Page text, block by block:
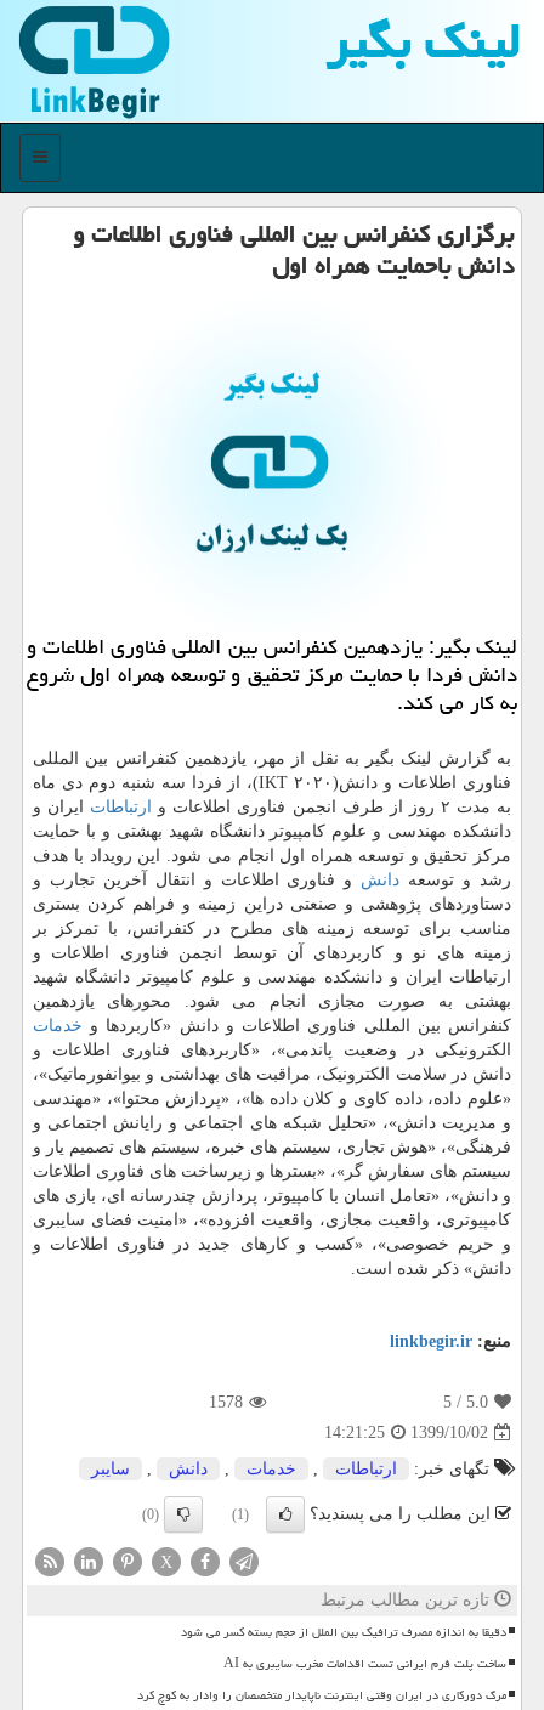
لینك بگیر
منو
برگزاری كنفرانس بین المللی فناوری اطلاعات و
دانش باحمایت همراه اول
لینک بگیر: یازدهمین کنفرانس بین المللی فناوری اطلاعات و
دانش فردا با حمایت مرکز تحقیق و توسعه همراه اول شروع
به کار می کند.
به گزارش لینک بگیر به نقل از مهر، یازدهمین کنفرانس بین المللی
فناوری اطلاعات و دانش(IKT ۲۰۲۰)، از فردا سه شنبه دوم دی ماه
به مدت ۲ روز از طرف انجمن فناوری اطلاعات و
ارتباطات ایران و
دانشکده مهندسی و علوم کامپیوتر دانشگاه شهید بهشتی و با حمایت
مرکز تحقیق و توسعه همراه اول انجام می شود. این رویداد با هدف
رشد و توسعه دانش و فناوری اطلاعات و انتقال آخرین تجارب و
دستاوردهای پژوهشی و صنعتی دراین زمینه و فراهم کردن بستری
مناسب برای توسعه زمینه های مطرح در کنفرانس، با تمرکز بر
زمینه های نو و کاربردهای آن توسط انجمن فناوری اطلاعات و
ارتباطات ایران و دانشکده مهندسی و علوم کامپیوتر دانشگاه شهید
بهشتی به صورت مجازی انجام می شود. محورهای یازدهمین
کنفرانس بین المللی فناوری اطلاعات و دانش «کاربردها و خدمات
الکترونیکی در وضعیت پاندمی»، «کاربردهای فناوری اطلاعات و
دانش در سلامت الکترونیک، مراقبت های بهداشتی و بیوانفورماتیک»،
«علوم داده، داده کاوی و کلان داده ها»، «پردازش محتوا»، «مهندسی
و مدیریت دانش»، «تحلیل شبکه های اجتماعی و رایانش اجتماعی و
فرهنگی»، «هوش تجاری، سیستم های خبره، سیستم های تصمیم یار و
سیستم های سفارش گر»، «بسترها و زیرساخت های فناوری اطلاعات
و دانش»، «تعامل انسان با کامپیوتر، پردازش چندرسانه ای، بازی های
کامپیوتری، واقعیت مجازی، واقعیت افزوده»، «امنیت فضای سایبری
و حریم خصوصی»، «کسب و کارهای جدید در فناوری اطلاعات و
دانش» ذکر شده است.
منبع: linkbegir.ir
5.0
/ 5
1578
1399/10/02
14:21:25
تگهای خبر:
ارتباطات , خدمات , دانش , سایبر
این مطلب را می پسندید؟ (1)
(0)
X
تازه ترین مطالب مرتبط
دقیقا به اندازه مصرف ترافیک بین الملل از حجم بسته کسر می شود
ساخت پلت فرم ایرانی تست اقدامات مخرب سایبری به AI
مرگ دورکاری در ایران وقتی اینترنت ناپایدار متخصصان را وادار به کوچ کرد